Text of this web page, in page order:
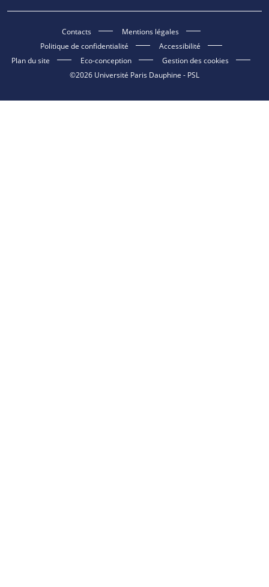
Contacts
Mentions légales
Politique de confidentialité
Accessibilité
Plan du site
Eco-conception
Gestion des cookies
©2026 Université Paris Dauphine - PSL